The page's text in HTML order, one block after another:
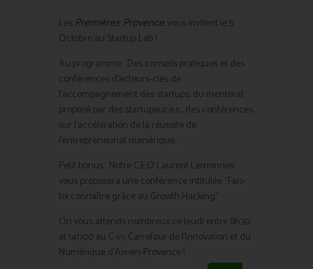
Les Premières Provence vous invitent le 5
Octobre au Startup Lab !
Au programme : Des conseils pratiques et des
conférences d’acteurs-clés de
l’accompagnement des startups, du mentorat
proposé par des startupeur.e.s , des conférences
sur l’accéleration de la réussite de
l’entrepreneuriat numérique…
Petit bonus : Notre C.E.O Laurent Lemonnier
vous proposera une conférence intitulée “Fais-
toi connaître grâce au Growth Hacking”
On vous attends nombreux ce Jeudi entre 8h30
et 14h00 au C-in, Carrefour de l’Innovation et du
Numérique d’Aix-en-Provence !